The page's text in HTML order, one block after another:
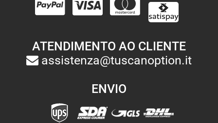
ATENDIMENTO AO CLIENTE
assistenza@tuscanoption.it
ENVIO